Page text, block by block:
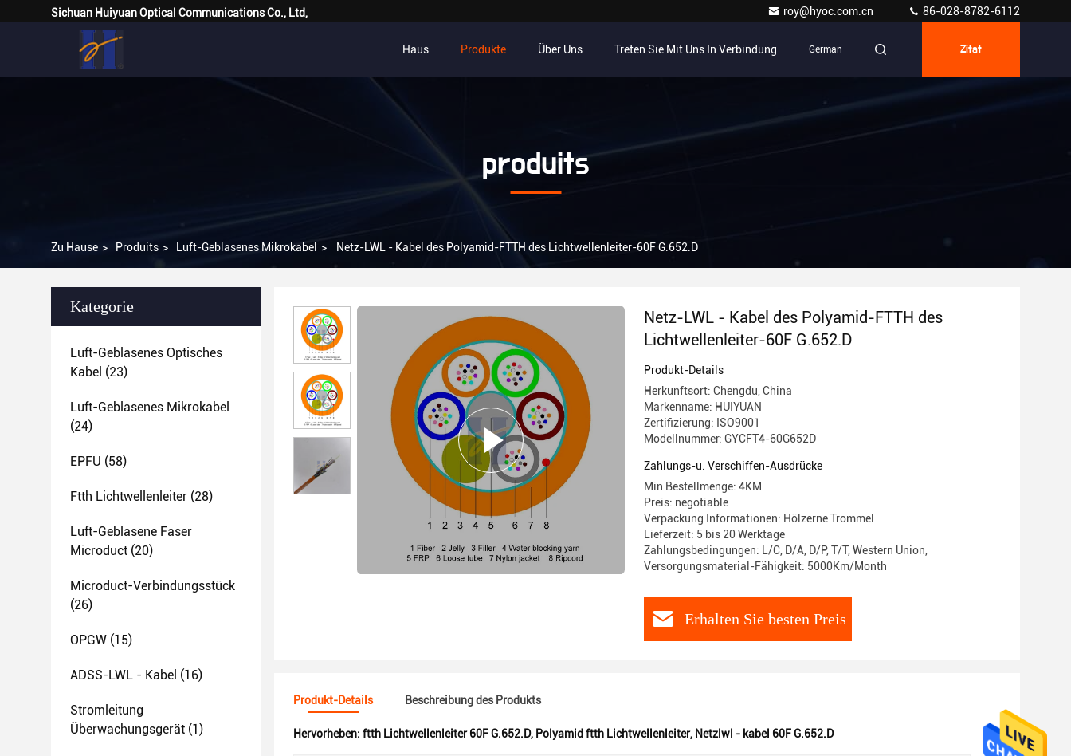
Sichuan Huiyuan Optical Communications Co., Ltd, roy@hyoc.com.cn 86-028-8782-6112
Haus Produkte Über Uns Treten Sie Mit Uns In Verbindung German Zitat
produits
Zu Hause > Produits > Luft-Geblasenes Mikrokabel > Netz-LWL - Kabel des Polyamid-FTTH des Lichtwellenleiter-60F G.652.D
Kategorie
Luft-Geblasenes Optisches
Kabel (23)
Luft-Geblasenes Mikrokabel
(24)
EPFU (58)
Ftth Lichtwellenleiter (28)
Luft-Geblasene Faser
Microduct (20)
Microduct-Verbindungsstück
(26)
OPGW (15)
ADSS-LWL - Kabel (16)
Stromleitung
Überwachungsgerät (1)
Netz-LWL - Kabel des Polyamid-FTTH des
Lichtwellenleiter-60F G.652.D
Produkt-Details
Herkunftsort: Chengdu, China
Markenname: HUIYUAN
Zertifizierung: ISO9001
Modellnummer: GYCFT4-60G652D
Zahlungs-u. Verschiffen-Ausdrücke
Min Bestellmenge: 4KM
Preis: negotiable
Verpackung Informationen: Hölzerne Trommel
Lieferzeit: 5 bis 20 Werktage
Zahlungsbedingungen: L/C, D/A, D/P, T/T, Western Union,
Versorgungsmaterial-Fähigkeit: 5000Km/Month
Erhalten Sie besten Preis
Produkt-Details Beschreibung des Produkts
Hervorheben: ftth Lichtwellenleiter 60F G.652.D, Polyamid ftth Lichtwellenleiter, Netzlwl - kabel 60F G.652.D